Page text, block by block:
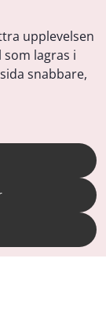
upplevelsen
som lagras i
snabbare,